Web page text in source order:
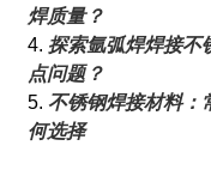
焊质量？
4. 探索氩弧焊焊接不
点问题？
5.不锈钢焊接材料：
何选择